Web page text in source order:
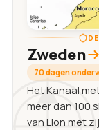
Zweden
70 dagen
Het Kanaal
meer dan 100
van Lion met